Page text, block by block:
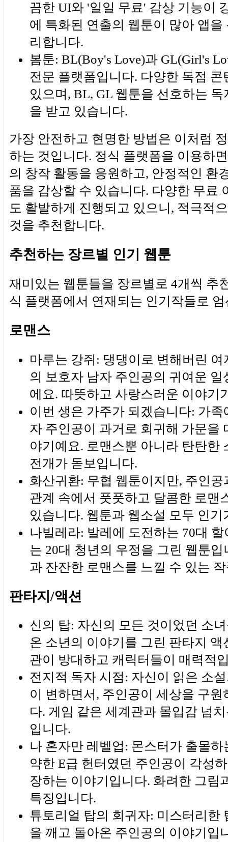
끔한 UI와 '일일 무료' 감상 기능이
에 특화된 연출의 웹툰이 많아 앱을
리합니다.
봄툰: BL(Boy's Love)과 GL(Girl's
전문 플랫폼입니다. 다양한 독점
있으며, BL, GL 웹툰을 선호하는
을 받고 있습니다.
가장 안전하고 현명한 방법은 이처럼
하는 것입니다. 정식 플랫폼을 이용하
의 창작 활동을 응원하고, 안정적인 환
품을 감상할 수 있습니다. 다양한 무료
도 활발하게 진행되고 있으니, 적극적
것을 추천합니다.
추천하는 장르별 인기 웹툰
재미있는 웹툰들을 장르별로 4개씩 추
식 플랫폼에서 연재되는 인기작들로
로맨스
마루는 강쥐: 댕댕이로 변해버린
의 보호자 남자 주인공의 귀여운 일
에요. 따뜻하고 사랑스러운 이야기
이번 생은 가주가 되겠습니다: 가
자 주인공이 과거로 회귀해 가문을
야기예요. 로맨스뿐 아니라 탄탄한
전개가 돋보입니다.
화산귀환: 무협 웹툰이지만, 주인
관계 속에서 풋풋하고 달콤한 로맨
있습니다. 웹툰과 웹소설 모두 인기
나빌레라: 발레에 도전하는 70대
는 20대 청년의 우정을 그린 웹툰
과 잔잔한 로맨스를 느낄 수 있는
판타지/액션
신의 탑: 자신의 모든 것이었던 소
온 소년의 이야기를 그린 판타지 액
관이 방대하고 캐릭터들이 매력적
전지적 독자 시점: 자신이 읽은 소
이 변하면서, 주인공이 세상을 구
다. 게임 같은 세계관과 몰입감 넘
입니다.
나 혼자만 레벨업: 몬스터가 출몰
약한 E급 헌터였던 주인공이 각성
장하는 이야기입니다. 화려한 그림
특징입니다.
튜토리얼 탑의 회귀자: 미스터리한
을 깨고 돌아온 주인공의 이야기입